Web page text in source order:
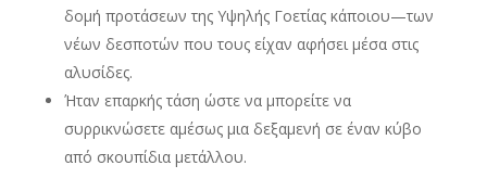
δομή προτάσεων της Υψηλής Γοετίας κάποιου—των
νέων δεσποτών που τους είχαν αφήσει μέσα στις
αλυσίδες.
Ήταν επαρκής τάση ώστε να μπορείτε να
συρρικνώσετε αμέσως μια δεξαμενή σε έναν κύβο
από σκουπίδια μετάλλου.